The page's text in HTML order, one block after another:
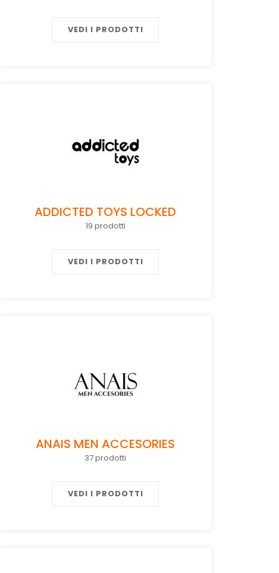
VEDI I PRODOTTI
ADDICTED TOYS LOCKED
19 prodotti
VEDI I PRODOTTI
ANAIS MEN ACCESORIES
37 prodotti
VEDI I PRODOTTI